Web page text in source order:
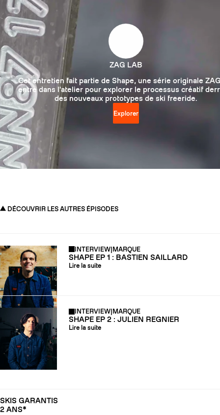
ZAG LAB
Cet entretien fait partie de Shape, une série originale
entre dans l'atelier pour explorer le processus créatif
des nouveaux prototypes de ski freeride.
Explorer
DÉCOUVRIR LES AUTRES ÉPISODES
INTERVIEW|MARQUE
SHAPE EP 1 : BASTIEN SAILLARD
Lire la suite
INTERVIEW MARQUE
SHAPE EP 2 : JULIEN REGNIER
Lire la suite
SKIS GARANTIS
2 ANS*